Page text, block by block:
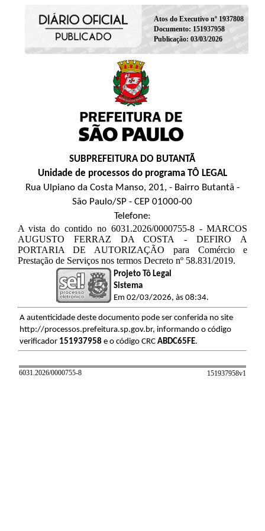
Atos do Executivo nº 1937808
Documento: 151937958
Publicação: 03/03/2026
SUBPREFEITURA DO BUTANTÃ
Unidade de processos do programa TÔ LEGAL
Rua Ulpiano da Costa Manso, 201, - Bairro Butantã -
São Paulo/SP - CEP 01000-00
Telefone:
A vista do contido no 6031.2026/0000755-8 - MARCOS
AUGUSTO FERRAZ DA COSTA - DEFIRO A
PORTARIA DE AUTORIZAÇÃO para Comércio e
Prestação de Serviços nos termos Decreto nº 58.831/2019.
Projeto Tô Legal
Sistema
Em 02/03/2026, às 08:34.
A autenticidade deste documento pode ser conferida no site
http://processos.prefeitura.sp.gov.br, informando o código
verificador 151937958e o código CRC ABDC65FE.
6031.2026/0000755-8 151937958v1